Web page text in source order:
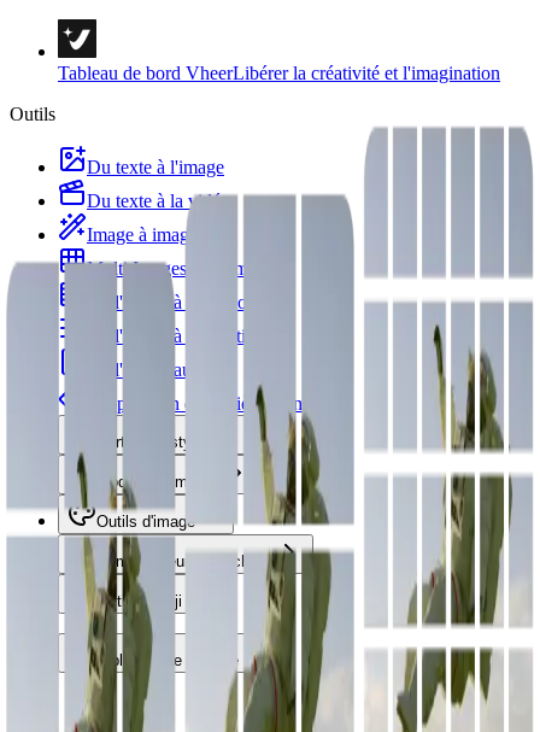
Tableau de bord VheerLibérer la créativité et l'imagination
Outils
Du texte à l'image
Du texte à la vidéo
Image à image
Multi Images vers Image
De l'image à la vidéo
De l'image à l'incitation
De l'image au texte
Suppression de l'arrière-plan
Portrait et styles
Modèles d'images
Outils d'image
Compresseurs de fichiers
Outils Emoji
Bibliothèque récente